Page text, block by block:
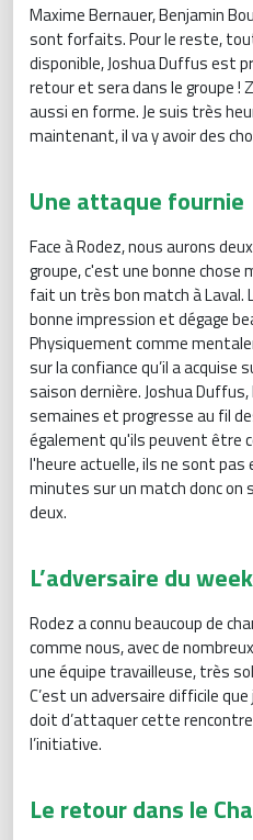
Maxime Bernauer, Benjamin
sont forfaits. Pour le reste,
disponible, Joshua Duffus est
retour et sera dans le groupe !
aussi en forme. Je suis très
maintenant, il va y avoir des
Une attaque fournie
Face à Rodez, nous aurons
groupe, c'est une bonne chose
fait un très bon match à
bonne impression et dégage
Physiquement comme
sur la confiance qu’il a acquise
saison dernière. Joshua
semaines et progresse au fil
également qu'ils peuvent être
l'heure actuelle, ils ne sont
minutes sur un match donc on
deux.
L’adversaire du
Rodez a connu beaucoup de
comme nous, avec de
une équipe travailleuse, très
C’est un adversaire difficile
doit d’attaquer cette rencontre
l’initiative.
Le retour dans le